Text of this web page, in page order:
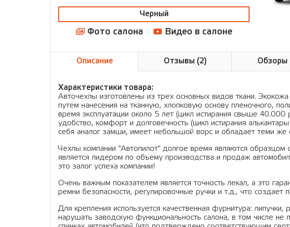
Черный
Фото салона Видео в салоне
Описание Отзывы (2) Обзоры
Характеристики товара:
Авточехлы изготовлены из трех основных видов ткани.
путем нанесения на тканную, хлопковую основу пленочного,
время эксплуатации около 5 лет (цикл истирания свыше
удобство, комфорт и долговечность (цикл истирания
себя аналог замши, имеет небольшой ворс и обладает теми же
Чехлы компании "Автопилот" долгое время являются образцом
является лидером по объему производства и продаж
это залог успеха компании!
Очень важным показателем является точность лекал, а это
ремни безопасности, регулировочные ручки и т.д., что
Для крепления используется качественная фурнитура:
нарушать заводскую функциональность салона, в том числе